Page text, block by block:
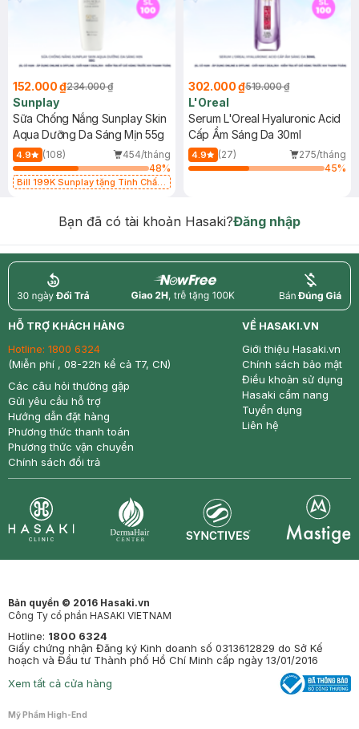
152.000 ₫234.000 ₫
Sunplay
Sữa Chống Nắng Sunplay Skin
Aqua Dưỡng Da Sáng Mịn 55g
4.9 (108)
454/tháng
48%
Bill 199K Sunplay tặng Tinh Chất
302.000 ₫519.000 ₫
L'Oreal
Serum L'Oreal Hyaluronic Acid
Cấp Ẩm Sáng Da 30ml
4.9 (27)
275/tháng
45%
Bạn đã có tài khoản Hasaki?Đăng nhập
return nowfree price
HỖ TRỢ KHÁCH HÀNG
Hotline: 1800 6324
(Miễn phí , 08-22h kể cả T7, CN)
Các câu hỏi thường gặp
Gửi yêu cầu hỗ trợ
Hướng dẫn đặt hàng
Phương thức thanh toán
Phương thức vận chuyển
Chính sách đổi trả
VỀ HASAKI.VN
Giới thiệu Hasaki.vn
Chính sách bảo mật
Điều khoản sử dụng
Hasaki cẩm nang
Tuyển dụng
Liên hệ
Bản quyền © 2016 Hasaki.vn
Công Ty cổ phần HASAKI VIETNAM
Hotline: 1800 6324
Giấy chứng nhận Đăng ký Kinh doanh số 0313612829 do Sở Kế
hoạch và Đầu tư Thành phố Hồ Chí Minh cấp ngày 13/01/2016
Xem tất cả cửa hàng
Mỹ Phẩm High-End